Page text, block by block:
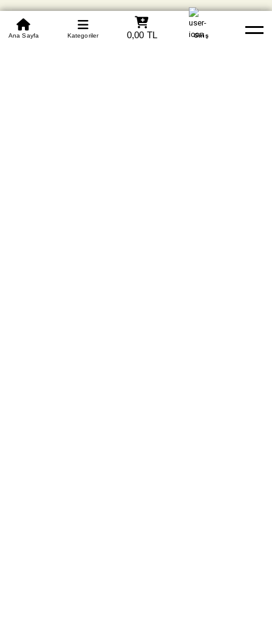
0850 305 09 70
Beden Tablosu Banka Hesapları Whatsapp Yardım
Ana Sayfa Kategoriler 0,00 TL Giriş